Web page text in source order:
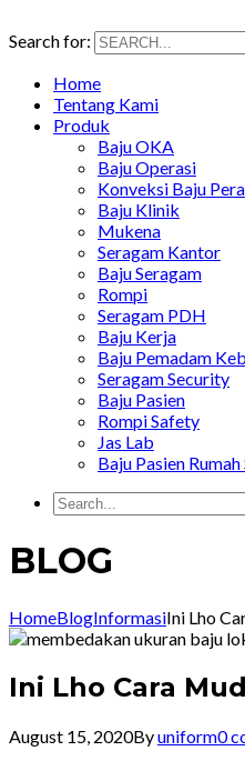
Search for:
Home
Tentang Kami
Produk
Baju OKA
Baju Operasi
Konveksi Baju
Baju Klinik
Mukena
Seragam Kantor
Baju Seragam
Rompi
Seragam PDH
Baju Kerja
Baju Pemadam
Seragam Security
Baju Pasien
Rompi Safety
Jas Lab
Baju Pasien
BLOG
HomeBlogInformasiIni Lho
Ini Lho Cara
August 15, 2020Byuniform0